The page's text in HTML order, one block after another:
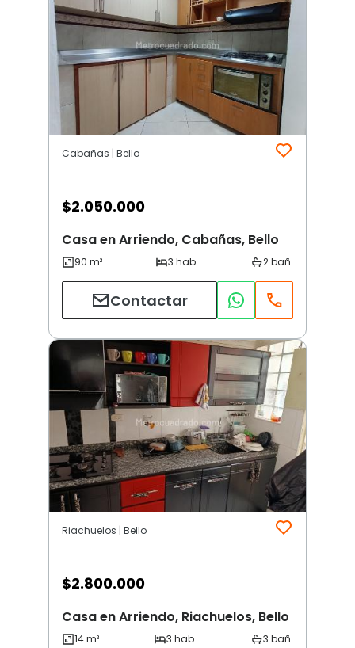
Cabañas | Bello
$2.050.000
Casa en Arriendo, Cabañas, Bello
Contactar
Riachuelos | Bello
$2.800.000
Casa en Arriendo, Riachuelos, Bello